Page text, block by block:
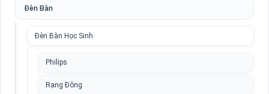
Đèn Bàn
Đèn Bàn Học Sinh
Philips
Rạng Đông